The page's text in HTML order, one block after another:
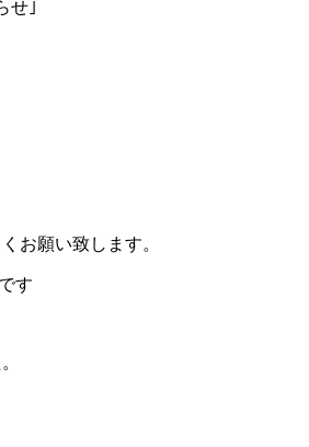
せ｣
お願い致します。
す